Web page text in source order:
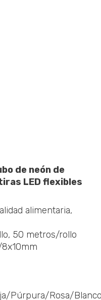
de neón de
LED flexibles
alimentaria,
50 metros/rollo
Púrpura/Rosa/